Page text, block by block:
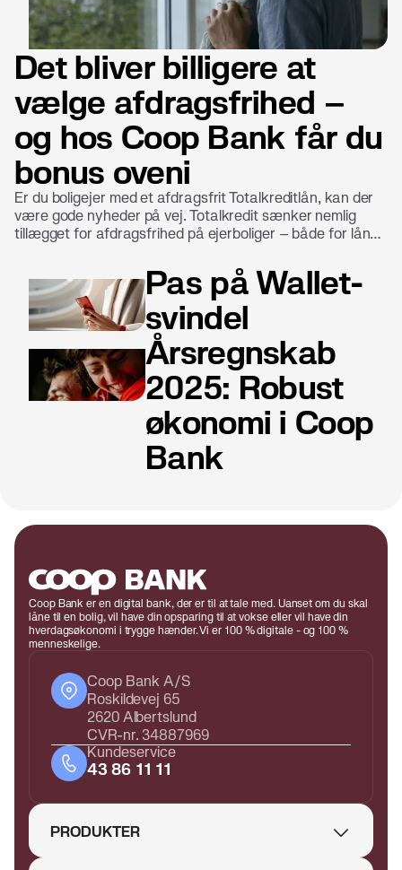
Det bliver billigere at
vælge afdragsfrihed –
og hos Coop Bank får du
bonus oveni
Er du boligejer med et afdragsfrit Totalkreditlån, kan der
være gode nyheder på vej. Totalkredit sænker nemlig
tillægget for afdragsfrihed på ejerboliger – både for lån
fleksibilitet i sin boligøkonomi. Hos Coop Bank betyder det
ikke kun lavere omkostninger. Her får du som boligejer
også en ekstra fordel: bonus til at handle i Coops butikker.
Pas på Wallet-
svindel
Årsregnskab
2025: Robust
økonomi i Coop
Bank
Coop Bank er en digital bank, der er til at tale med. Uanset om du skal
låne til en bolig, vil have din opsparing til at vokse eller vil have din
hverdagsøkonomi i trygge hænder. Vi er 100 % digitale - og 100 %
menneskelige.
Coop Bank A/S
Roskildevej 65
2620 Albertslund
CVR-nr. 34887969
Kundeservice
43 86 11 11
PRODUKTER